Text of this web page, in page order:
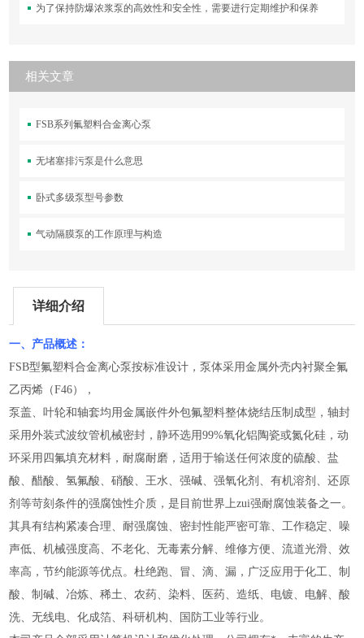
为了保持防爆浓浆泵的高效性和安全性，需要进行定期维护和保养
相关文章
FSB系列氟塑料合金离心泵
无堵塞排污泵是什么意思
卧式多级泵型号参数
气动隔膜泵的工作原理与构造
详细介绍
一、产品概述：
FSB型氟塑料合金离心泵按标准设计，泵体采用金属外壳内衬聚全氟
乙丙烯（F46），
泵盖、叶轮和轴套均用金属嵌件外包氟塑料整体烧结压制成型，轴封
采用外装式波纹管机械密封，静环选用99%氧化铝陶瓷或氮化硅，动
环采用四氟填充材料，耐腐耐磨，适用于输送任何浓度的硫酸、盐
酸、醋酸、氢氟酸、硝酸、王水、强碱、强氧化剂、有机溶剂、还原
剂等苛刻条件的强腐蚀性介质，是目前世界上zui强耐腐蚀装备之一。
其具有结构紧凑合理、耐强腐蚀、密封性能严密可靠、工作稳定、噪
声低、机械强度高、不老化、无毒素分解、维修方便、流道光滑、效
率高，节约能源等优点。杜绝跑、冒、滴、漏，广泛应用于化工、制
酸、制碱、冶炼、稀土、农药、染料、医药、造纸、电镀、电解、酸
洗、无线电、化成箔、科研机构、国防工业等行业。